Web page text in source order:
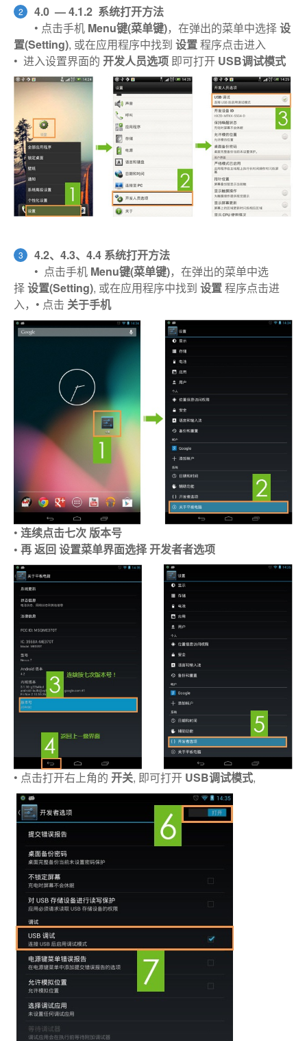
2
4.0 — 4.1.2 系统打开方法
• 点击手机 Menu键(菜单键)，在弹出的菜单中选择设
置(Setting), 或在应用程序中找到 设置程序点击进入
• 进入设置界面的 开发人员选项 即可打开 USB调试模式
3 4.2、 4.3、4.4 系统打开方法
• 点击手机 Menu键(菜单键)，在弹出的菜单中选
择设置(Setting), 或在应用程序中找到 设置程序点击进
入，• 点击 关于手机
• 连续点击七次 版本号
• 再返回设置菜单界面选择开发者者选项
• 点击打开右上角的 开关, 即可打开 USB调试模式,